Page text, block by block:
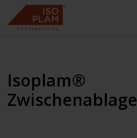
Isoplam®
Zwischenablage